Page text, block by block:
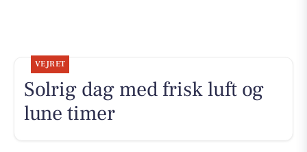
VEJRET
Solrig dag med frisk luft og
lune timer